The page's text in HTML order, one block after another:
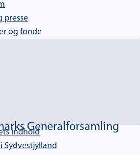
presse
og fonde
indhold
Sydvestjylland
Generalforsamling